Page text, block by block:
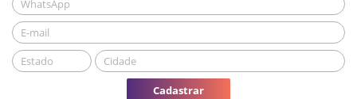
Cadastrar